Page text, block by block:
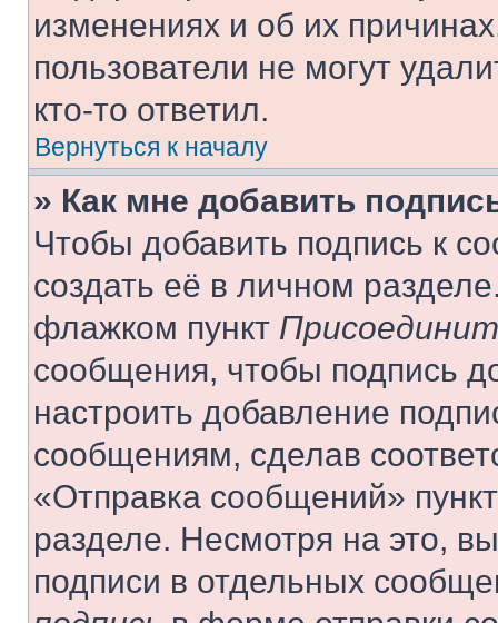
изменениях и об их
пользователи не могут
кто-то ответил.
Вернуться к началу
» Как мне добавить
Чтобы добавить подпись к
создать её в личном
флажком пункт
сообщения, чтобы подпись
настроить добавление
сообщениям, сделав
«Отправка сообщений»
разделе. Несмотря на это,
подписи в отдельных